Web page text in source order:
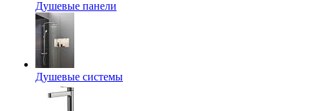
Душевые панели
Душевые системы